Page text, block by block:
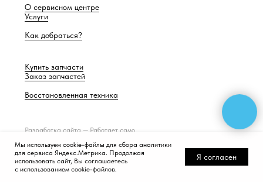
Разработка сайта — Работает само
О сервисном центре
Услуги
Как добраться?
Купить запчасти
Заказ запчастей
Восстановленная техника
Мы используем cookie-файлы для сбора аналитики
для сервиса Яндекс.Метрика. Продолжая
использовать сайт, Вы соглашаетесь
с использованием cookie-файлов.
Я согласен